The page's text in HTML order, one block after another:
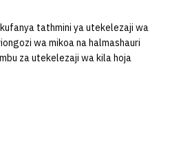
tathmini ya utekelezaji wa
wa mikoa na halmashauri
za utekelezaji wa kila hoja